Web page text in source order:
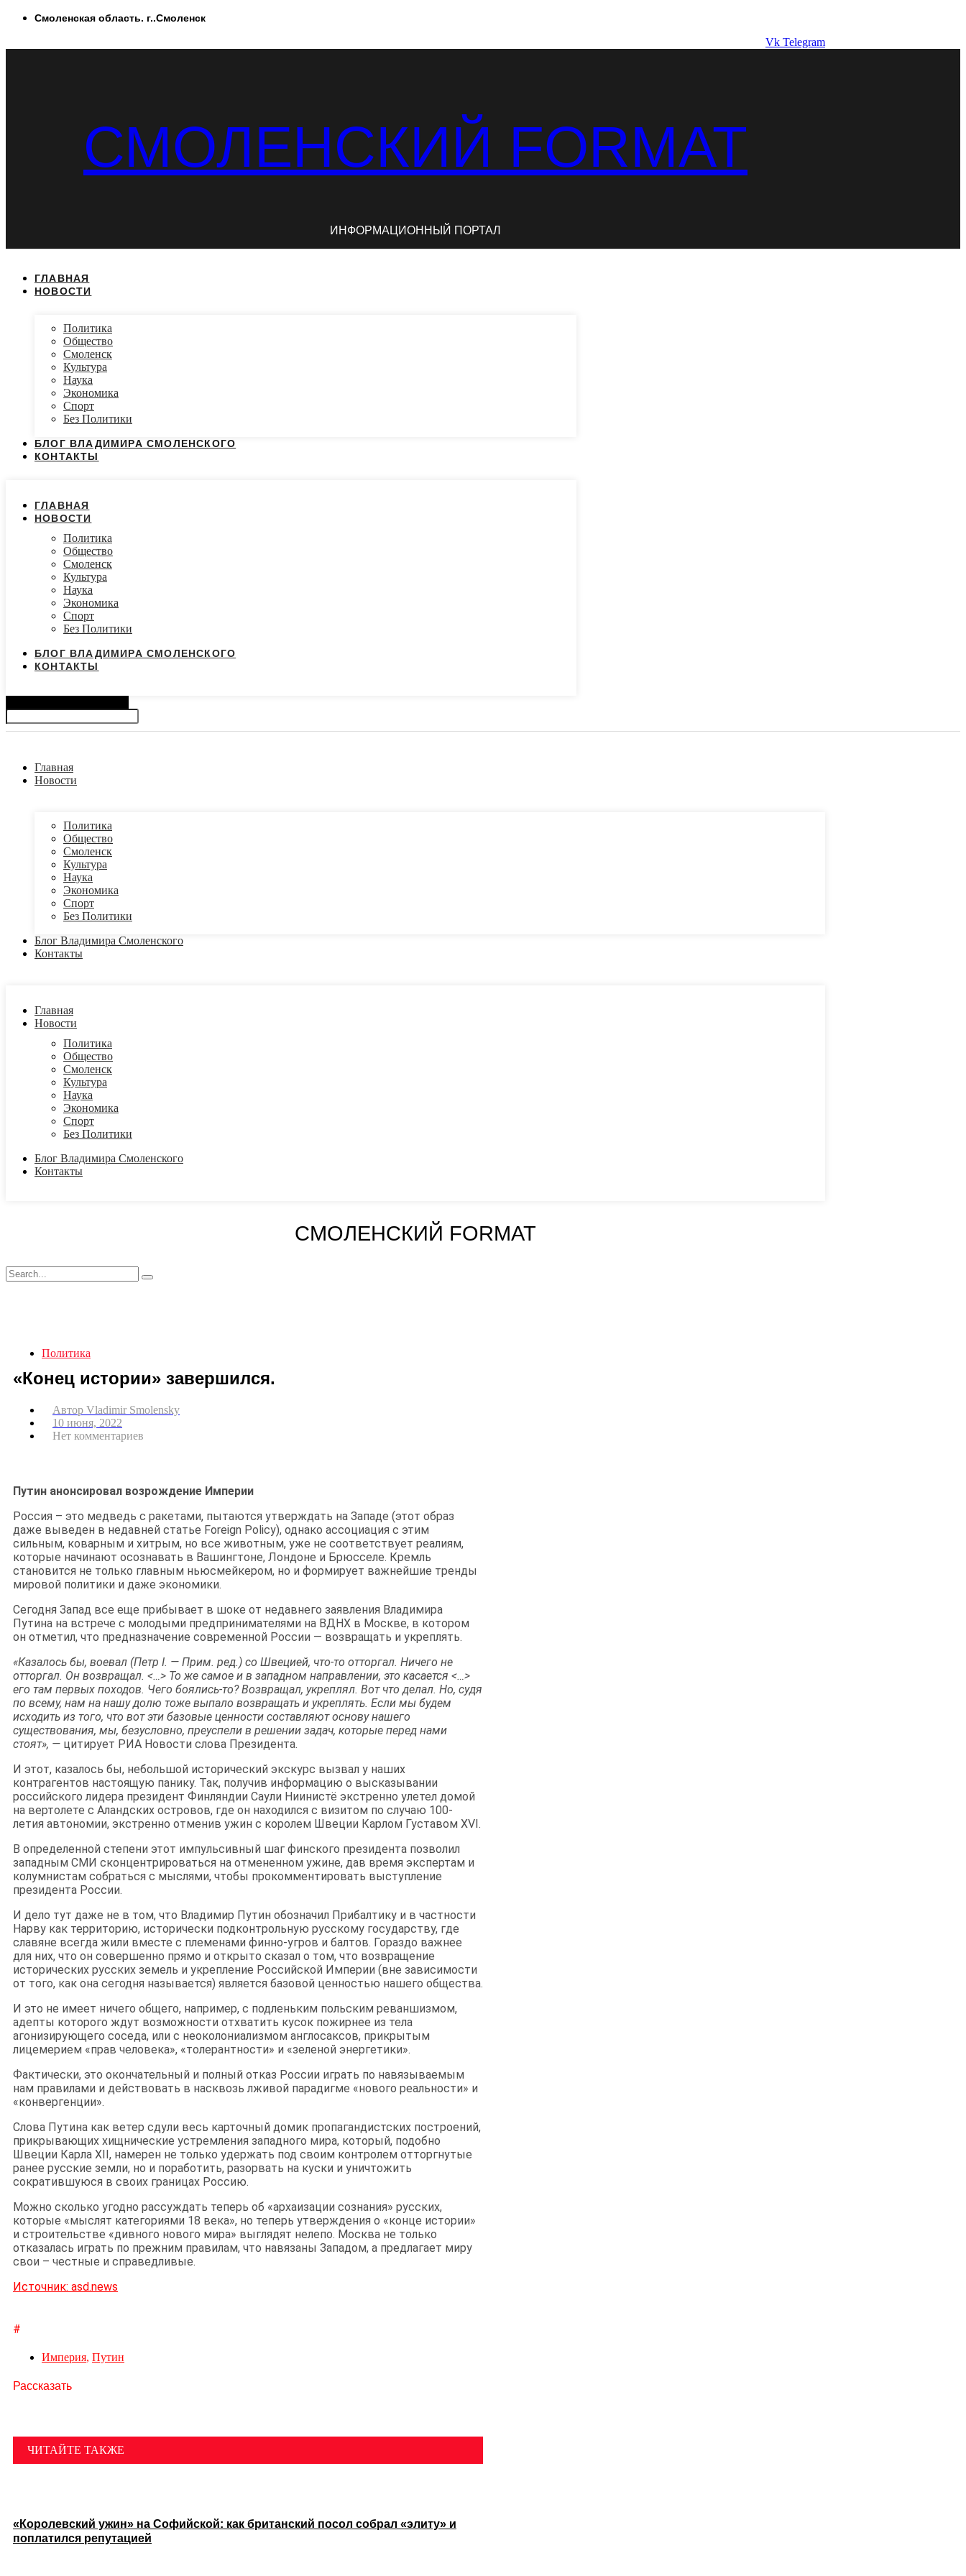
ПерейтиСмоленская область. г..Смоленск
Vk Telegram
СМОЛЕНСКИЙ FORMAT
ИНФОРМАЦИОННЫЙ ПОРТАЛ
ГЛАВНАЯ
НОВОСТИ
Политика
Общество
Смоленск
Культура
Наука
Экономика
Спорт
Без Политики
БЛОГ ВЛАДИМИРА СМОЛЕНСКОГО
КОНТАКТЫ
ГЛАВНАЯ
НОВОСТИ
Политика
Общество
Смоленск
Культура
Наука
Экономика
Спорт
Без Политики
БЛОГ ВЛАДИМИРА СМОЛЕНСКОГО
КОНТАКТЫ
Главная
Новости
Политика
Общество
Смоленск
Культура
Наука
Экономика
Спорт
Без Политики
Блог Владимира Смоленского
Контакты
Главная
Новости
Политика
Общество
Смоленск
Культура
Наука
Экономика
Спорт
Без Политики
Блог Владимира Смоленского
Контакты
СМОЛЕНСКИЙ FORMAT
Политика
«Конец истории» завершился.
Автор Vladimir Smolensky
10 июня, 2022
Нет комментариев
Путин анонсировал возрождение Империи
Россия – это медведь с ракетами, пытаются утверждать на Западе (этот образ
даже выведен в недавней статье Foreign Policy), однако ассоциация с этим
сильным, коварным и хитрым, но все животным, уже не соответствует реалиям,
которые начинают осознавать в Вашингтоне, Лондоне и Брюсселе. Кремль
становится не только главным ньюсмейкером, но и формирует важнейшие тренды
мировой политики и даже экономики.
Сегодня Запад все еще прибывает в шоке от недавнего заявления Владимира
Путина на встрече с молодыми предпринимателями на ВДНХ в Москве, в котором
он отметил, что предназначение современной России — возвращать и укреплять.
«Казалось бы, воевал (Петр I. — Прим. ред.) со Швецией, что-то отторгал. Ничего не
отторгал. Он возвращал. <…> То же самое и в западном направлении, это касается <…>
его там первых походов. Чего боялись-то? Возвращал, укреплял. Вот что делал. Но, судя
по всему, нам на нашу долю тоже выпало возвращать и укреплять. Если мы будем
исходить из того, что вот эти базовые ценности составляют основу нашего
существования, мы, безусловно, преуспели в решении задач, которые перед нами
стоят», — цитирует РИА Новости слова Президента.
И этот, казалось бы, небольшой исторический экскурс вызвал у наших
контрагентов настоящую панику. Так, получив информацию о высказывании
российского лидера президент Финляндии Саули Ниинистё экстренно улетел домой
на вертолете с Аландских островов, где он находился с визитом по случаю 100-
летия автономии, экстренно отменив ужин с королем Швеции Карлом Густавом XVI.
В определенной степени этот импульсивный шаг финского президента позволил
западным СМИ сконцентрироваться на отмененном ужине, дав время экспертам и
колумнистам собраться с мыслями, чтобы прокомментировать выступление
президента России.
И дело тут даже не в том, что Владимир Путин обозначил Прибалтику и в частности
Нарву как территорию, исторически подконтрольную русскому государству, где
славяне всегда жили вместе с племенами финно-угров и балтов. Гораздо важнее
для них, что он совершенно прямо и открыто сказал о том, что возвращение
исторических русских земель и укрепление Российской Империи (вне зависимости
от того, как она сегодня называется) является базовой ценностью нашего общества.
И это не имеет ничего общего, например, с подленьким польским реваншизмом,
адепты которого ждут возможности отхватить кусок пожирнее из тела
агонизирующего соседа, или с неоколониализмом англосаксов, прикрытым
лицемерием «прав человека», «толерантности» и «зеленой энергетики».
Фактически, это окончательный и полный отказ России играть по навязываемым
нам правилами и действовать в насквозь лживой парадигме «нового реальности» и
«конвергенции».
Слова Путина как ветер сдули весь карточный домик пропагандистских построений,
прикрывающих хищнические устремления западного мира, который, подобно
Швеции Карла XII, намерен не только удержать под своим контролем отторгнутые
ранее русские земли, но и поработить, разорвать на куски и уничтожить
сократившуюся в своих границах Россию.
Можно сколько угодно рассуждать теперь об «архаизации сознания» русских,
которые «мыслят категориями 18 века», но теперь утверждения о «конце истории»
и строительстве «дивного нового мира» выглядят нелепо. Москва не только
отказалась играть по прежним правилам, что навязаны Западом, а предлагает миру
свои – честные и справедливые.
Источник: asd.news
#
Империя, Путин
Рассказать
ЧИТАЙТЕ ТАКЖЕ
«Королевский ужин» на Софийской: как британский посол собрал «элиту» и
поплатился репутацией